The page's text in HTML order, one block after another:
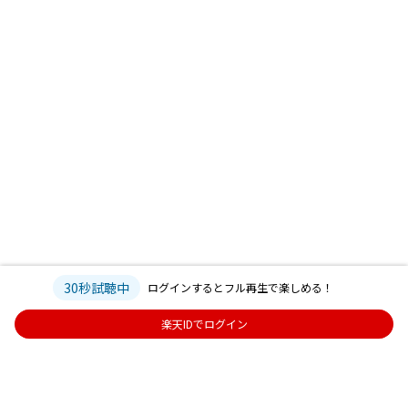
30秒試聴中 ログインするとフル再生で楽しめる！
楽天IDでログイン